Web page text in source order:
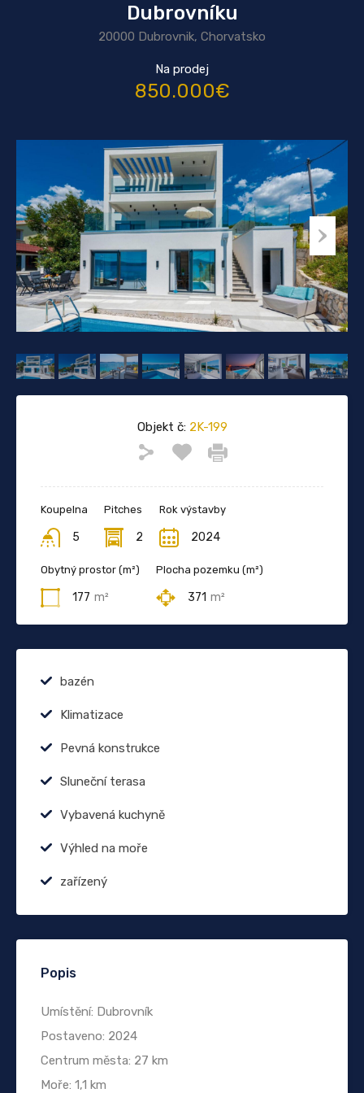
Dubrovníku
20000 Dubrovnik, Chorvatsko
Na prodej
850.000€
Objekt č:2K-199
Koupelna
5
Pitches
2
Rok výstavby
2024
Obytný prostor (m²)
177 m²
Plocha pozemku (m²)
371 m²
bazén
Klimatizace
Pevná konstrukce
Sluneční terasa
Vybavená kuchyně
Výhled na moře
zařízený
Popis
Umístění: Dubrovník
Postaveno: 2024
Centrum města: 27 km
Moře: 1,1 km